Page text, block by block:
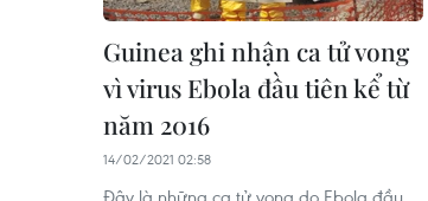
Guinea ghi nhận ca tử vong
vì virus Ebola đầu tiên kể từ
năm 2016
14/02/2021 02:58